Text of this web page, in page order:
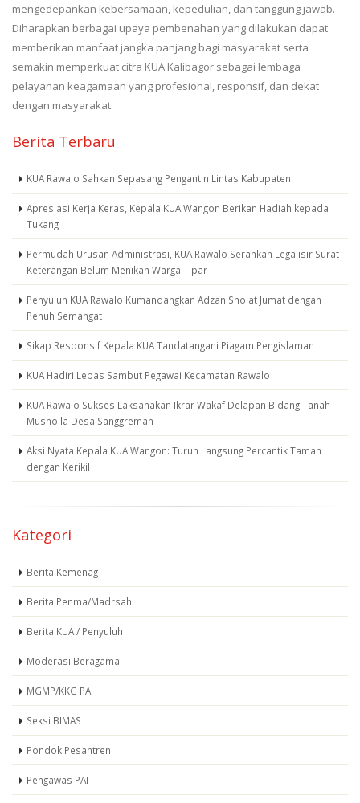
mengedepankan kebersamaan, kepedulian, dan tanggung jawab.
Diharapkan berbagai upaya pembenahan yang dilakukan dapat
memberikan manfaat jangka panjang bagi masyarakat serta
semakin memperkuat citra KUA Kalibagor sebagai lembaga
pelayanan keagamaan yang profesional, responsif, dan dekat
dengan masyarakat.
Berita Terbaru
KUA Rawalo Sahkan Sepasang Pengantin Lintas Kabupaten
Apresiasi Kerja Keras, Kepala KUA Wangon Berikan Hadiah kepada
Tukang
Permudah Urusan Administrasi, KUA Rawalo Serahkan Legalisir Surat
Keterangan Belum Menikah Warga Tipar
Penyuluh KUA Rawalo Kumandangkan Adzan Sholat Jumat dengan
Penuh Semangat
Sikap Responsif Kepala KUA Tandatangani Piagam Pengislaman
KUA Hadiri Lepas Sambut Pegawai Kecamatan Rawalo
KUA Rawalo Sukses Laksanakan Ikrar Wakaf Delapan Bidang Tanah
Musholla Desa Sanggreman
Aksi Nyata Kepala KUA Wangon: Turun Langsung Percantik Taman
dengan Kerikil
Kategori
Berita Kemenag
Berita Penma/Madrsah
Berita KUA / Penyuluh
Moderasi Beragama
MGMP/KKG PAI
Seksi BIMAS
Pondok Pesantren
Pengawas PAI